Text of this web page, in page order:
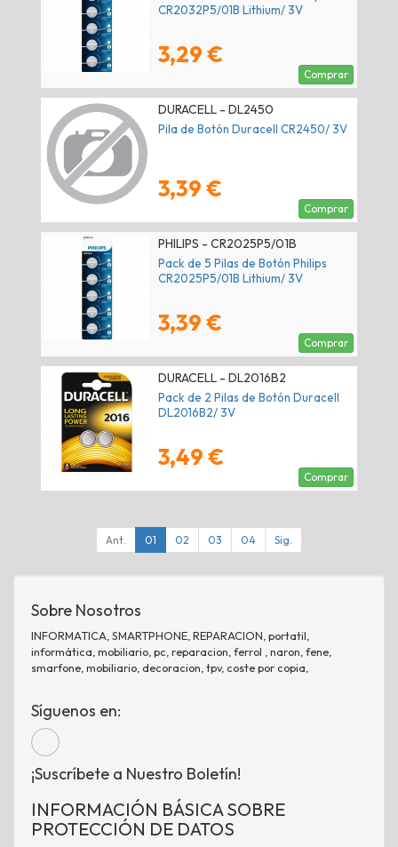
CR2032P5/01B Lithium/ 3V
3,29 €
Comprar
DURACELL - DL2450
Pila de Botón Duracell CR2450/ 3V
3,39 €
Comprar
PHILIPS - CR2025P5/01B
Pack de 5 Pilas de Botón Philips
CR2025P5/01B Lithium/ 3V
3,39 €
Comprar
DURACELL - DL2016B2
Pack de 2 Pilas de Botón Duracell
DL2016B2/ 3V
3,49 €
Comprar
Ant. 01 02 03 04 Sig.
Sobre Nosotros
INFORMATICA, SMARTPHONE, REPARACION, portatil,
informática, mobiliario, pc, reparacion, ferrol , naron, fene,
smarfone, mobiliario, decoracion, tpv, coste por copia,
Síguenos en:
¡Suscríbete a Nuestro Boletín!
INFORMACIÓN BÁSICA SOBRE
PROTECCIÓN DE DATOS